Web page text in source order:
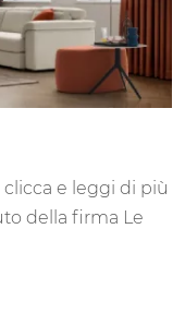
e leggi di più
della firma Le